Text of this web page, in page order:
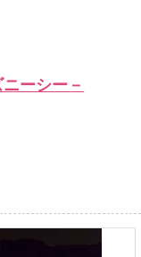
ーシー－